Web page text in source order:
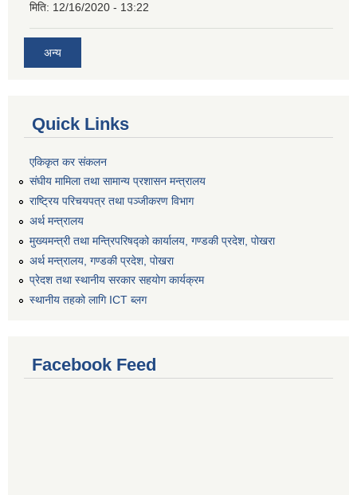
मिति: 12/16/2020 - 13:22
अन्य
Quick Links
एकिकृत कर संकलन
संघीय मामिला तथा सामान्य प्रशासन मन्त्रालय
राष्ट्रिय परिचयपत्र तथा पञ्जीकरण विभाग
अर्थ मन्त्रालय
मुख्यमन्त्री तथा मन्त्रिपरिषद्को कार्यालय, गण्डकी प्रदेश, पोखरा
अर्थ मन्त्रालय, गण्डकी प्रदेश, पोखरा
प्रेदश तथा स्थानीय सरकार सहयोग कार्यक्रम
स्थानीय तहको लागि ICT ब्लग
Facebook Feed